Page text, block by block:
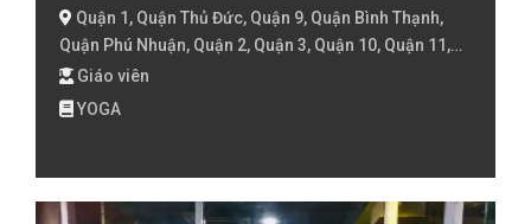
Quận 1, Quận Thủ Đức, Quận 9, Quận Bình Thạnh,
Quận Phú Nhuận, Quận 2, Quận 3, Quận 10, Quận 11,
Quận 4, Quận 5, Quận 6, Quận 8, Quận 7, Hồ Chí Minh
Giáo viên
YOGA